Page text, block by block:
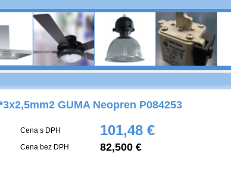
GUMA Neopren P084253
Cena s DPH 101,48 €
Cena bez DPH 82,500 €